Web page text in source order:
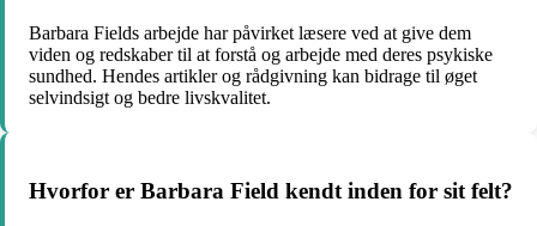
Barbara Fields arbejde har påvirket læsere ved at give dem
viden og redskaber til at forstå og arbejde med deres psykiske
sundhed. Hendes artikler og rådgivning kan bidrage til øget
selvindsigt og bedre livskvalitet.
Hvorfor er Barbara Field kendt inden for sit felt?